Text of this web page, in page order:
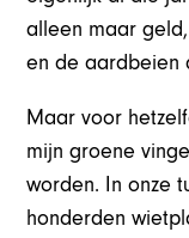
alleen maar
en de aardbeien
Maar voor
mijn groene
worden. In onze
honderden